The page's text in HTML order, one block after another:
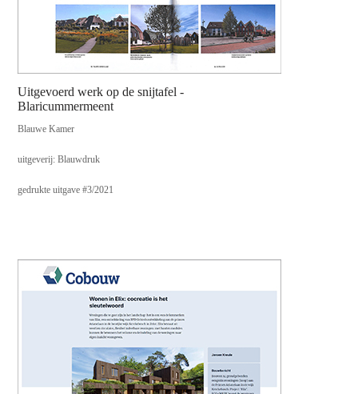
Uitgevoerd werk op de snijtafel -
Blaricummermeent
Blauwe Kamer
uitgeverij: Blauwdruk
gedrukte uitgave #3/2021